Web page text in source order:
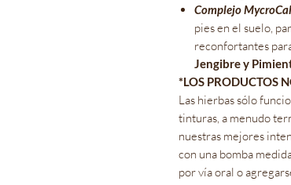
Complejo
pies en el suelo,
reconfortantes
Jengibre y
*LOS PRODUCTOS
Las hierbas sólo
tinturas, a menudo
nuestras mejores
con una bomba
por vía oral o